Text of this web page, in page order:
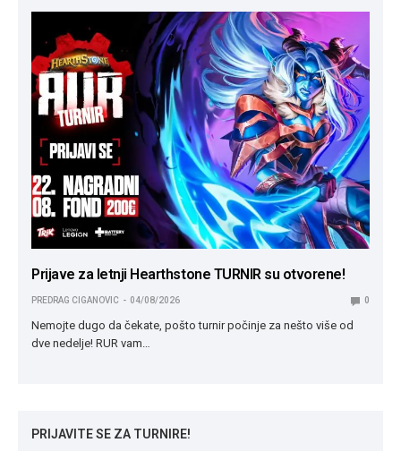
Prijave za letnji Hearthstone TURNIR su otvorene!
PREDRAG CIGANOVIC 04/08/2026 0
Nemojte dugo da čekate, pošto turnir počinje za nešto više od
dve nedelje! RUR vam…
PRIJAVITE SE ZA TURNIRE!